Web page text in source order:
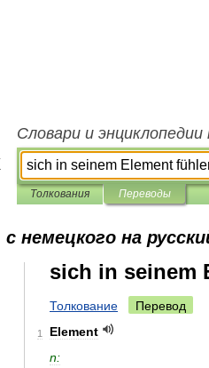
Словари и
Толкования Переводы
с немецкого на
sich in seinem
Толкование Перевод
1
Element
n: